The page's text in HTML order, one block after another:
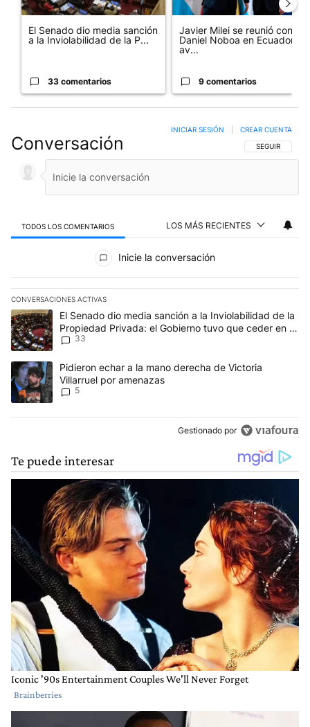
El Senado dio media sanción
a la Inviolabilidad de la P...
33 comentarios
Javier Milei se reunió con
Daniel Noboa en Ecuador y
av...
9 comentarios
Conversación SIGA ESTA
SEGUIR
INICIAR SESIÓN CREAR CUENTA
TODOS LOS COMENTARIOS LOS MÁS RECIENTES
Inicie la conversación
CONVERSACIONES ACTIVAS
Este listado muestra los artículos con más comentarios en los
Un artículo de tendencia con el título "El Senado dio media
El Senado dio media sanción a la Inviolabilidad de la
Propiedad Privada: el Gobierno tuvo que ceder en la
Ley del Manejo del Fuego
33
Un artículo de tendencia con el título "Pidieron echar a la mano
Pidieron echar a la mano derecha de Victoria
Villarruel por amenazas
5
Gestionado por